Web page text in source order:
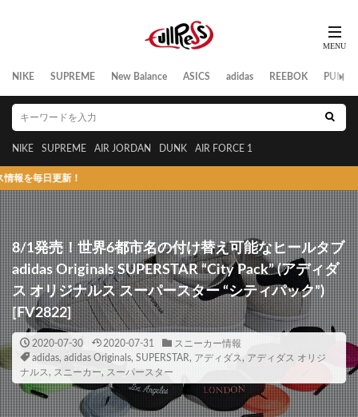
NIKE SUPREME New Balance ASICS adidas REEBOK PUMA
NIKE SUPREME AIR JORDAN DUNK AIR FORCE 1
！
8/1発売！世界6都市名の付け替え可能なヒールタブ
adidas Originals SUPERSTAR “City Pack” (アディダ
ス オリジナルス スーパースター “シティパック”)
[FV2822]
2020-07-30 2020-07-31
スニーカー情報
adidas, adidas Originals, SUPERSTAR, アディダス, アディダス オリジ
ナルス, スニーカー, スーパースター